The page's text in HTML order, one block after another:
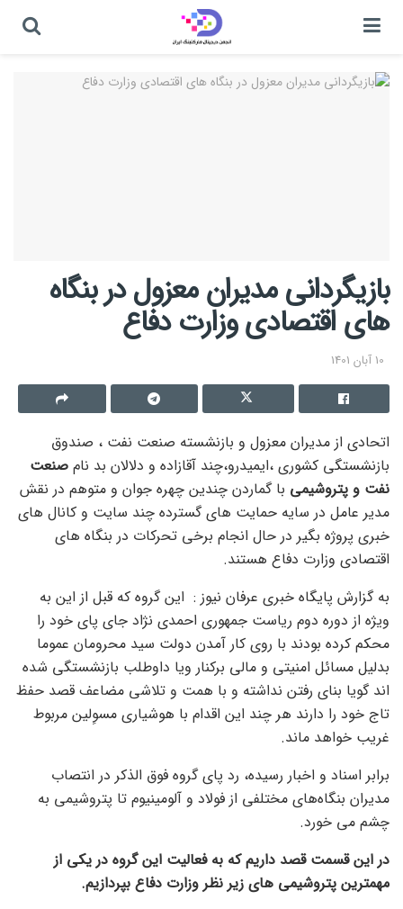
بازیگردانی مدیران معزول در بنگاه
های اقتصادی وزارت دفاع
10 آبان 1401
اتحادی از مدیران معزول و بازنشسته صنعت نفت ، صندوق
بازنشستگی کشوری ،ایمیدرو،چند آقازاده و دلالان بد نام صنعت
نفت و پتروشیمی با گماردن چندین چهره جوان و متوهم در نقش
مدیر عامل در سایه حمایت های گسترده چند سایت و کانال های
خبری پروژه بگیر در حال انجام برخی تحرکات در بنگاه های
اقتصادی وزارت دفاع هستند.
به گزارش پایگاه خبری عرفان نیوز : این گروه که قبل از این به
ویژه از دوره دوم ریاست جمهوری احمدی نژاد جای پای خود را
محکم کرده بودند با روی کار آمدن دولت سید محرومان عموما
بدلیل مسائل امنیتی و مالی برکنار ویا داوطلب بازنشستگی شده
اند گویا بنای رفتن نداشته و با همت و تلاشی مضاعف قصد حفظ
تاج خود را دارند هر چند این اقدام با هوشیاری مسوِلین مربوط
غریب خواهد ماند.
برابر اسناد و اخبار رسیده، رد پای گروه فوق الذکر در انتصاب
مدیران بنگاه‌های مختلفی از فولاد و آلومینیوم تا پتروشیمی به
چشم می خورد.
در این قسمت قصد داریم که به فعالیت این گروه در یکی از
مهمترین پتروشیمی های زیر نظر وزارت دفاع بپردازیم.